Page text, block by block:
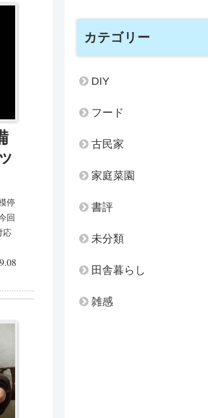
停
回
応
カテゴリー
DIY
フード
古民家
家庭菜園
書評
未分類
田舎暮らし
雑感